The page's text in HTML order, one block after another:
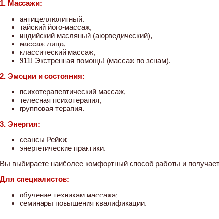
1. Массажи:
антицеллюлитный,
тайский його-массаж,
индийский масляный (аюрведический),
массаж лица,
классический массаж,
911! Экстренная помощь! (массаж по зонам).
2. Эмоции и состояния:
психотерапевтический массаж,
телесная психотерапия,
групповая терапия.
3. Энергия:
сеансы Рейки;
энергетические практики.
Вы выбираете наиболее комфортный способ работы и
Для специалистов:
обучение техникам массажа;
семинары повышения квалификации.